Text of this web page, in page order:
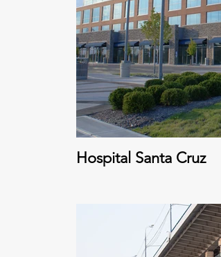
Hospital Santa Cruz